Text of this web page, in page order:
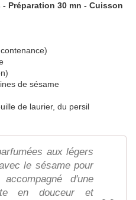
Préparation 30 mn - Cuisson
de sésame
de laurier, du persil
aux légers
le sésame pour
d'une
en douceur et